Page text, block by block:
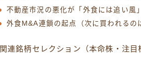
不動産市況の悪化が「外食には追い風
外食M&A連鎖の起点（次に買われるの
関連銘柄セレクション（本命株・注目